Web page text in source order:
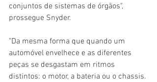
conjuntos de sistemas de órgãos",
prossegue Snyder.
"Da mesma forma que quando um
automóvel envelhece e as diferentes
peças se desgastam em ritmos
distintos: o motor, a bateria ou o chassis.